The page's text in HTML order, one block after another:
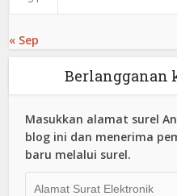
« Sep
Berlangganan
Masukkan alamat surel
blog ini dan menerima
baru melalui surel.